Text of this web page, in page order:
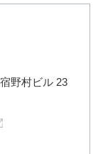
野村ビル 23